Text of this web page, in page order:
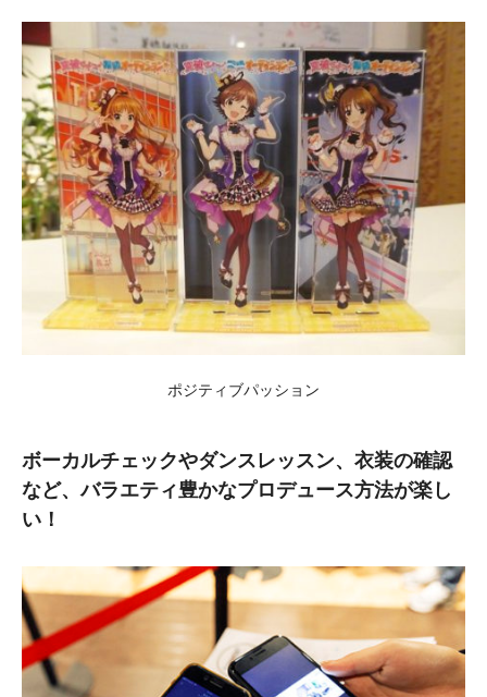
ポジティブパッション
ボーカルチェックやダンスレッスン、衣装の確認
など、バラエティ豊かなプロデュース方法が楽し
い！